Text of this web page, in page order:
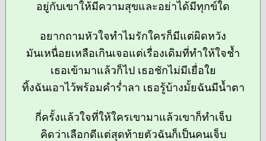
อยู่กับเขาให้มีความสุขและอย่าได้มีทุกข์ใด
อยากถามหัวใจทำไมรักใครก็มีแต่ผิดหวัง
มันเหนื่อยเหลือเกินเจอแต่เรื่องเดิมที่ทำให้ใจช้ำ
เธอเข้ามาแล้วก็ไป เธอชักไม่มีเยื่อใย
ทิ้งฉันเอาไว้พร้อมคำร่ำลา เธอรู้บ้างมั้ยฉันมีน้ำตา
กี่ครั้งแล้วใจที่ให้ใครเขามาแล้วเขาก็ทำเจ็บ
คิดว่าเลือกดีแต่สุดท้ายตัวฉันก็เป็นคนเจ็บ